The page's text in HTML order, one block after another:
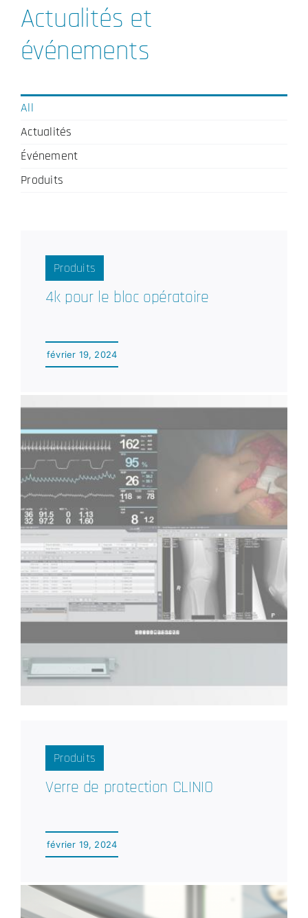
Actualités et
événements
All
Actualités
Événement
Produits
Produits
4k pour le bloc opératoire
février 19, 2024
Produits
Verre de protection CLINIO
février 19, 2024